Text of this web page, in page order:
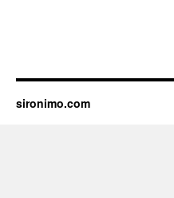
sironimo.com